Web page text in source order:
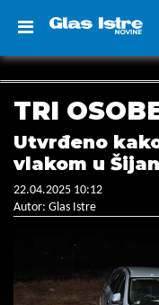
TRI
Utvrđeno
vlakom u
22.04.2025 10:12
Autor: Glas Istre